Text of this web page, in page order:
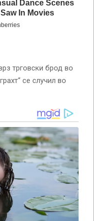
трговски брод во
се случил во